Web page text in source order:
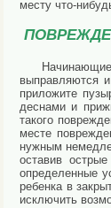
месту что-
выправляются
приложите
деснами и
такого
месте
нужным
оставив
определенные
ребенка в
исключить